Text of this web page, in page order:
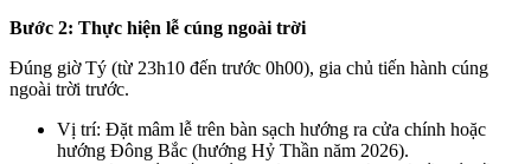
Bước 2: Thực hiện lễ cúng ngoài trời
Đúng giờ Tý (từ 23h10 đến trước 0h00), gia chủ tiến hành cúng
ngoài trời trước.
Vị trí: Đặt mâm lễ trên bàn sạch hướng ra cửa chính hoặc
hướng Đông Bắc (hướng Hỷ Thần năm 2026).